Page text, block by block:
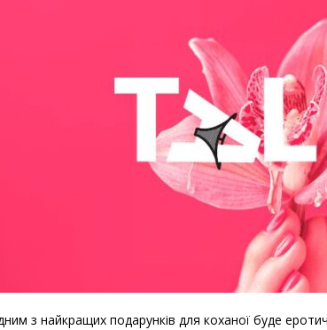
з найкращих подарунків для коханої буде